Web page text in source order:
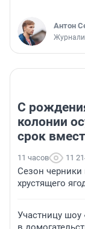
Антон
С
колонии
срок
11 часов 11
Сезон черники
хрустящего
Участницу шоу